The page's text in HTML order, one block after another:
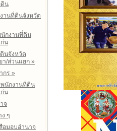
น
านที่ดินจังหวัด
นักงานที่ดิน
น
นจังหวัด
า/ส่วนแยก »
กร »
พนักงานที่ดิน
น
จ
ๆ
อมอบอำนาจ